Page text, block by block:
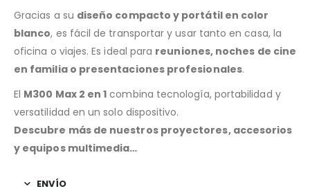
Gracias a su diseño compacto y portátil en color
blanco, es fácil de transportar y usar tanto en casa, la
oficina o viajes. Es ideal para reuniones, noches de cine
en familia o presentaciones profesionales.
El M300 Max 2 en 1 combina tecnología, portabilidad y
versatilidad en un solo dispositivo.
Descubre más de nuestros proyectores, accesorios
y equipos multimedia…
ENVÍO